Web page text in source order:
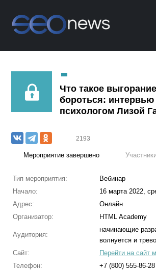
Что такое
бороться: интервью
психологом Лизой
2193
Мероприятие завершено
Тип мероприятия:
Вебинар
Начало:
16 марта 2022,
Адрес:
Онлайн
Организатор:
HTML Academy
Аудитория:
начинающие
волнуется и
Сайт:
Перейти на сайт
Телефон:
+7 (800) 555-86-28